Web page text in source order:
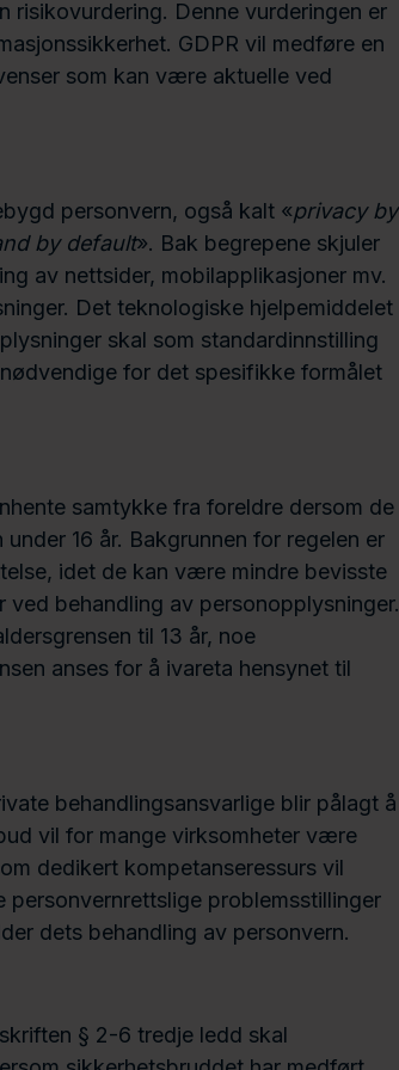
risikovurdering. Denne vurderingen er
GDPR vil medføre en
som kan være aktuelle ved
personvern, også kalt «privacy by
by default». Bak begrepene skjuler
av nettsider, mobilapplikasjoner mv.
Det teknologiske hjelpemiddelet
skal som standardinnstilling
for det spesifikke formålet
samtykke fra foreldre dersom de
16 år. Bakgrunnen for regelen er
idet de kan være mindre bevisste
behandling av personopplysninger.
til 13 år, noe
anses for å ivareta hensynet til
behandlingsansvarlige blir pålagt å
vil for mange virksomheter være
dedikert kompetanseressurs vil
problemsstillinger
dets behandling av personvern.
§ 2-6 tredje ledd skal